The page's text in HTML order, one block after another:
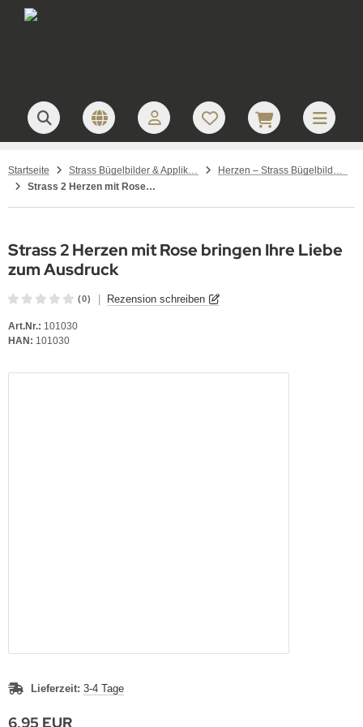
Startseite Strass Bügelbilder & Applikationen zum Aufbügeln
Herzen – Strass Bügelbilder und Motive
Strass 2 Herzen mit Rose 101030 Herzen Rot Bl. Crystal
Strass 2 Herzen mit Rose bringen Ihre Liebe
zum Ausdruck
(0) Rezension schreiben
Art.Nr.: 101030
HAN: 101030
Lieferzeit: 3-4 Tage
6,95 EUR